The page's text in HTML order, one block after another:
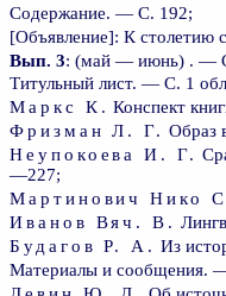
Содержание. — С. 192;
[Объявление]: К столетию
Вып. 3: (май — июнь) . —
Титульный лист. — С. 1
Маркс К. Конспект
Фризман Л. Г. Образ
Неупокоева И. Г.
—227;
Мартинович Нико
Иванов Вяч. В.
Будагов Р. А. Из
Материалы и сообщения.